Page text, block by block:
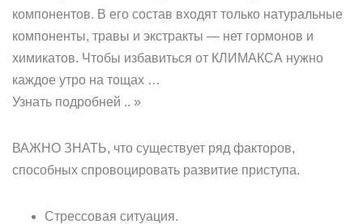
компонентов. В его состав входят только натуральные
компоненты, травы и экстракты — нет гормонов и
химикатов. Чтобы избавиться от КЛИМАКСА нужно
каждое утро на тощах …
Узнать подробней .. »
ВАЖНО ЗНАТЬ, что существует ряд факторов,
способных спровоцировать развитие приступа.
Стрессовая ситуация.